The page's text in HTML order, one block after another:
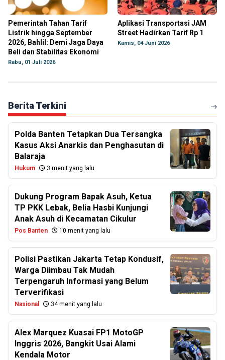
Pemerintah Tahan Tarif
Listrik hingga September
2026, Bahlil: Demi Jaga Daya
Beli dan Stabilitas Ekonomi
Rabu, 01 Juli 2026
Aplikasi Transportasi JAM
Street Hadirkan Tarif Rp 1
Kamis, 04 Juni 2026
Berita Terkini
Polda Banten Tetapkan Dua Tersangka
Kasus Aksi Anarkis dan Penghasutan di
Balaraja
Hukum 3 menit yang lalu
Dukung Program Bapak Asuh, Ketua
TP PKK Lebak, Belia Hasbi Kunjungi
Anak Asuh di Kecamatan Cikulur
Pos Banten 10 menit yang lalu
Polisi Pastikan Jakarta Tetap Kondusif,
Warga Diimbau Tak Mudah
Terpengaruh Informasi yang Belum
Terverifikasi
Nasional 34 menit yang lalu
Alex Marquez Kuasai FP1 MotoGP
Inggris 2026, Bangkit Usai Alami
Kendala Motor